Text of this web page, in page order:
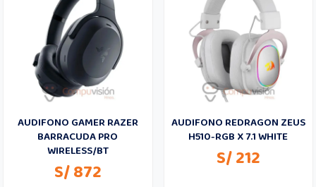
AUDIFONO GAMER RAZER
BARRACUDA PRO
WIRELESS/BT
S/ 872
AUDIFONO REDRAGON ZEUS
H510-RGB X 7.1 WHITE
S/ 212